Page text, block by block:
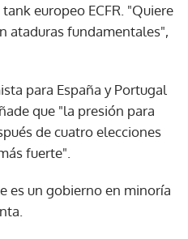
europeo ECFR. "Quiere
ataduras fundamentales",
para España y Portugal
que "la presión para
de cuatro elecciones
fuerte".
es un gobierno en minoría